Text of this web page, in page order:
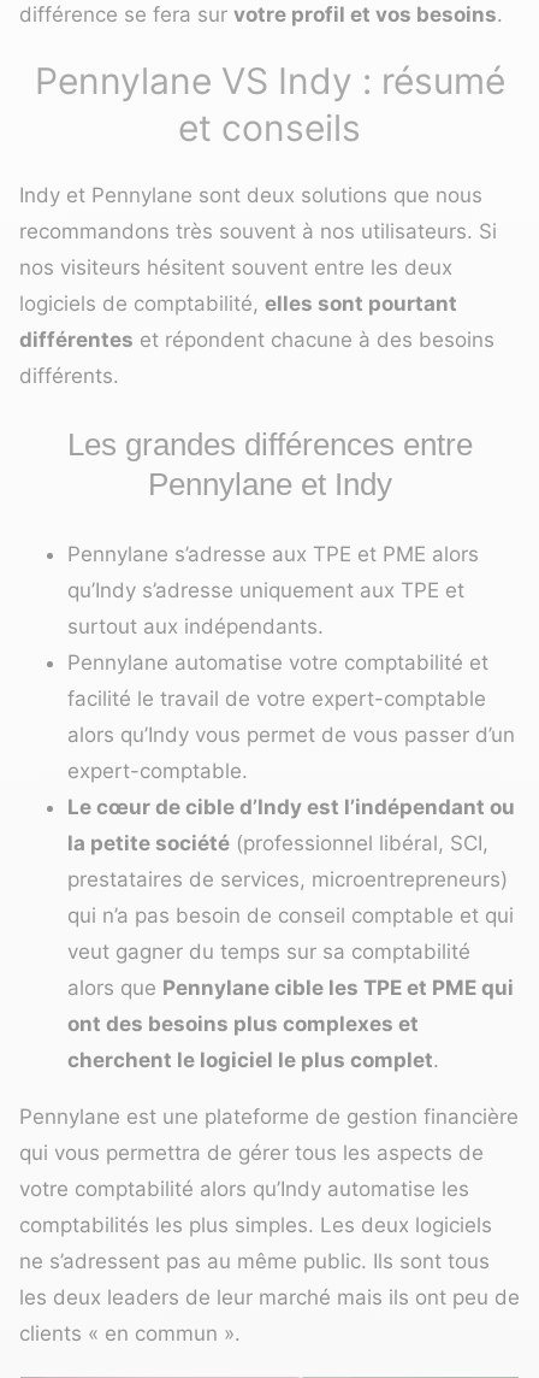
différence se fera sur votre profil et vos besoins.
Pennylane VS Indy : résumé
et conseils
Indy et Pennylane sont deux solutions que nous
recommandons très souvent à nos utilisateurs. Si
nos visiteurs hésitent souvent entre les deux
logiciels de comptabilité, elles sont pourtant
différentes et répondent chacune à des besoins
différents.
Les grandes différences entre
Pennylane et Indy
Pennylane s’adresse aux TPE et PME alors
qu’Indy s’adresse uniquement aux TPE et
surtout aux indépendants.
Pennylane automatise votre comptabilité et
facilité le travail de votre expert-comptable
alors qu’Indy vous permet de vous passer d’un
expert-comptable.
Le cœur de cible d’Indy est l’indépendant ou
la petite société (professionnel libéral, SCI,
prestataires de services, microentrepreneurs)
qui n’a pas besoin de conseil comptable et qui
veut gagner du temps sur sa comptabilité
alors que Pennylane cible les TPE et PME qui
ont des besoins plus complexes et
cherchent le logiciel le plus complet.
Pennylane est une plateforme de gestion financière
qui vous permettra de gérer tous les aspects de
votre comptabilité alors qu’Indy automatise les
comptabilités les plus simples. Les deux logiciels
ne s’adressent pas au même public. Ils sont tous
les deux leaders de leur marché mais ils ont peu de
clients « en commun ».